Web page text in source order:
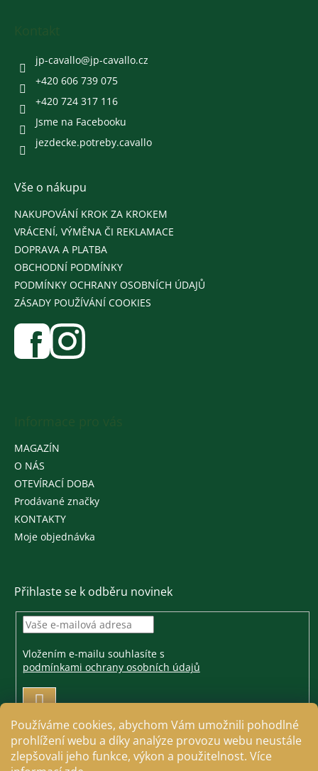
Používáme cookies, abychom Vám umožnili pohodlné
prohlížení webu a díky analýze provozu webu neustále
zlepšovali jeho funkce, výkon a použitelnost. Více
jp-cavallo@jp-cavallo.cz
+420 606 739 075
+420 724 317 116
Jsme na Facebooku
jezdecke.potreby.cavallo
Vše o nákupu
NAKUPOVÁNÍ KROK ZA KROKEM
VRÁCENÍ, VÝMĚNA ČI REKLAMACE
DOPRAVA A PLATBA
OBCHODNÍ PODMÍNKY
PODMÍNKY OCHRANY OSOBNÍCH ÚDAJŮ
ZÁSADY POUŽÍVÁNÍ COOKIES
MAGAZÍN
O NÁS
OTEVÍRACÍ DOBA
Prodávané značky
KONTAKTY
Moje objednávka
Přihlaste se k odběru novinek
Vložením e-mailu souhlasíte s
podmínkami ochrany osobních údajů
PŘIHLÁSIT